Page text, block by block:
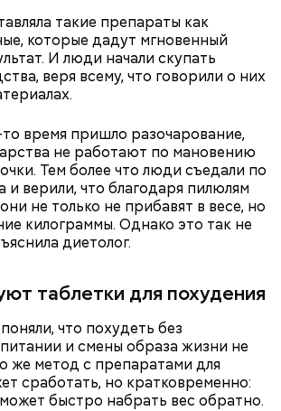
такие препараты как
которые дадут мгновенный
И люди начали скупать
веря всему, что говорили о них
время пришло разочарование,
не работают по мановению
Тем более что люди съедали по
и верили, что благодаря пилюлям
не только не прибавят в весе, но
килограммы. Однако это так не
диетолог.
таблетки для похудения
что похудеть без
и смены образа жизни не
же метод с препаратами для
сработать, но кратковременно:
быстро набрать вес обратно.
Терапевт Кондрахин назвал
продукты и напитки, которые
выводят токсины из организма
словам врача, лучше не есть:
Чистит сосуды и защищает от
рака: чем полезен кресс-салат